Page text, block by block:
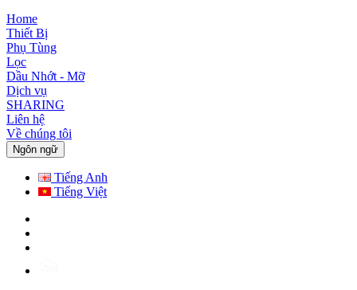
Home
Thiết Bị
Phụ Tùng
Lọc
Dầu Nhớt - Mỡ
Dịch vụ
SHARING
Liên hệ
Về chúng tôi
Ngôn ngữ
Tiếng Anh
Tiếng Việt